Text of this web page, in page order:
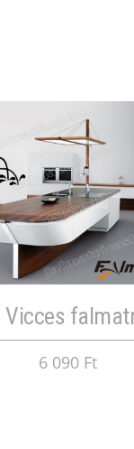
Vicces
6 090 Ft